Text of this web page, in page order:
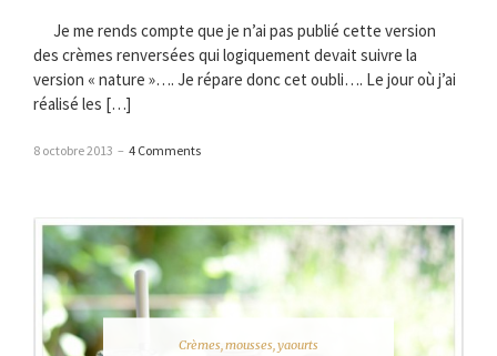
Je me rends compte que je n’ai pas publié cette version
des crèmes renversées qui logiquement devait suivre la
version « nature »…. Je répare donc cet oubli…. Le jour où j’ai
réalisé les […]
8 octobre 2013 – 4 Comments
Crèmes, mousses, yaourts